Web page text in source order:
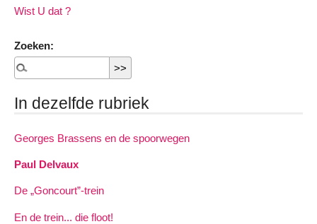
Wist U dat ?
Zoeken:
In dezelfde rubriek
Georges Brassens en de spoorwegen
Paul Delvaux
De „Goncourt”-trein
En de trein... die floot!